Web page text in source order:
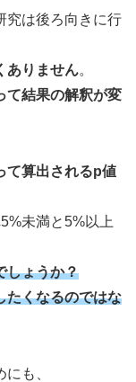
究は後ろ向きに行
ありません。
て結果の解釈が変
て算出されるp値
未満と5%以上
しょうか？
たくなるのではな
も、